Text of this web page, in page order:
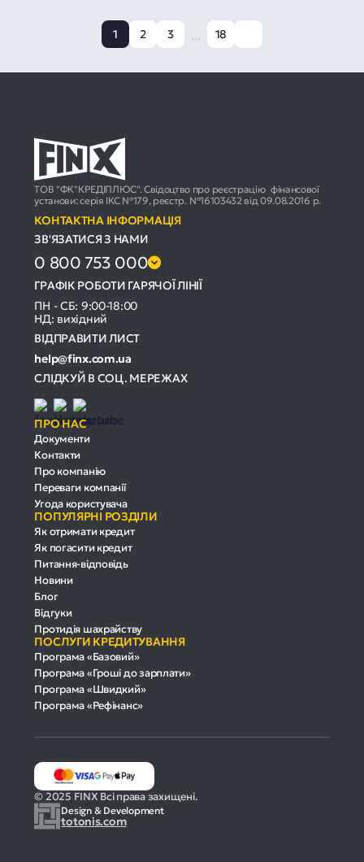
1 2 3 ... 18
ТОВ "ФК"КРЕДІПЛЮС". Свідоцтво про реєстрацію фінансової
установи: серія ІКС №179, реєстр. №16103432 від 09.08.2016 р.
КОНТАКТНА ІНФОРМАЦІЯ
ЗВ'ЯЗАТИСЯ З НАМИ
0 800 753 000
ГРАФІК РОБОТИ ГАРЯЧОЇ ЛІНІЇ
ПН - СБ: 9:00-18:00
НД: вихідний
ВІДПРАВИТИ ЛИСТ
help@finx.com.ua
СЛІДКУЙ В СОЦ. МЕРЕЖАХ
ПРО НАС
Документи
Контакти
Про компанію
Переваги компанії
Угода користувача
ПОПУЛЯРНІ РОЗДІЛИ
Як отримати кредит
Як погасити кредит
Питання-відповідь
Новини
Блог
Відгуки
Протидія шахрайству
ПОСЛУГИ КРЕДИТУВАННЯ
Програма «Базовий»
Програма «Гроші до зарплати»
Програма «Швидкий»
Програма «Рефінанс»
Design & Development
totonis.com
© 2025 FINX Всі права захищені.